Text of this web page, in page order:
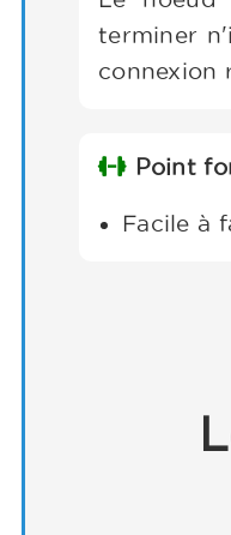
terminer
connexion
Point
Facile à